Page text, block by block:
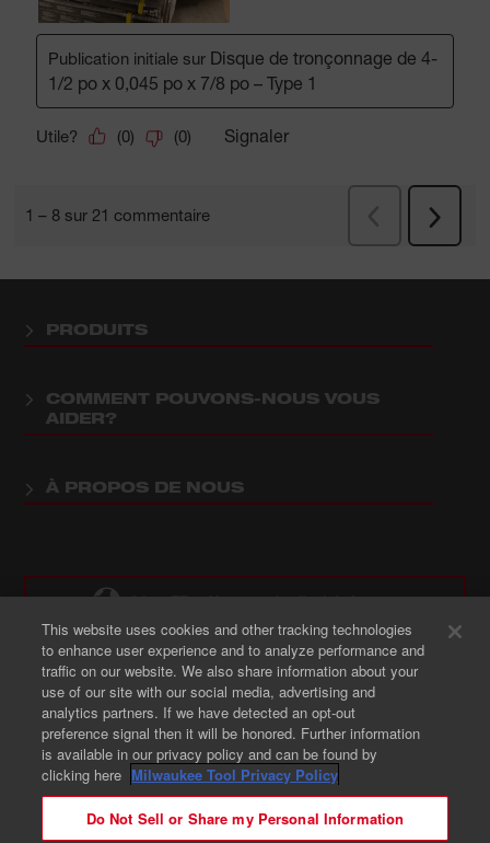
PRODUITS
COMMENT POUVONS-NOUS VOUS
AIDER?
À PROPOS DE NOUS
CA : : FR - Changer de site / de langue
Où acheter des produits Milwaukee
© 2026 Milwaukee Tool. Tous droits réservés.
This website uses cookies and other tracking technologies
to enhance user experience and to analyze performance and
traffic on our website. We also share information about your
use of our site with our social media, advertising and
analytics partners. If we have detected an opt-out
preference signal then it will be honored. Further information
is available in our privacy policy and can be found by
clicking here Milwaukee Tool Privacy Policy
Do Not Sell or Share my Personal Information